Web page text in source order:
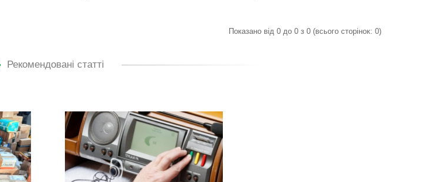
Показано від 0 до 0 з 0 (всього сторінок: 0)
Рекомендовані статті